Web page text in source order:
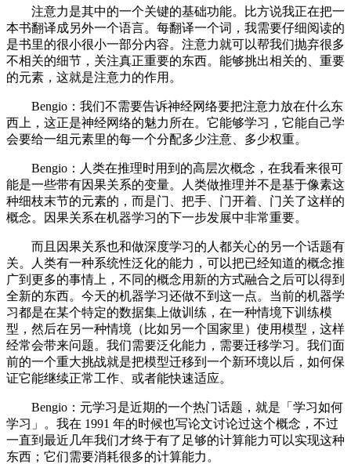
注意力是其中的一个关键的基础功能。比方说我正在把一
本书翻译成另外一个语言。每翻译一个词，我需要仔细阅读的
是书里的很小很小一部分内容。注意力就可以帮我们抛弃很多
不相关的细节，关注真正重要的东西。能够挑出相关的、重要
的元素，这就是注意力的作用。
Bengio：我们不需要告诉神经网络要把注意力放在什么东
西上，这正是神经网络的魅力所在。它能够学习，它能自己学
会要给一组元素里的每一个分配多少注意、多少权重。
Bengio：人类在推理时用到的高层次概念，在我看来很可
能是一些带有因果关系的变量。人类做推理并不是基于像素这
种细枝末节的元素的，而是门、把手、门开着、门关了这样的
概念。因果关系在机器学习的下一步发展中非常重要。
而且因果关系也和做深度学习的人都关心的另一个话题有
关。人类有一种系统性泛化的能力，可以把已经知道的概念推
广到更多的事情上，不同的概念用新的方式融合之后可以得到
全新的东西。今天的机器学习还做不到这一点。当前的机器学
习都是在某个特定的数据集上做训练，在一种情境下训练模
型，然后在另一种情境（比如另一个国家里）使用模型，这样
经常会带来问题。我们需要泛化能力，需要迁移学习。我们面
前的一个重大挑战就是把模型迁移到一个新环境以后，如何保
证它能继续正常工作、或者能快速适应。
Bengio：元学习是近期的一个热门话题，就是「学习如何
学习」。我在 1991 年的时候也写论文讨论过这个概念，不过
一直到最近几年我们才终于有了足够的计算能力可以实现这种
东西；它们需要消耗很多的计算能力。